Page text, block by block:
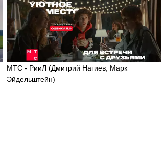
МТС - РииЛ (Дмитрий Нагиев, Марк
Эйдельштейн)